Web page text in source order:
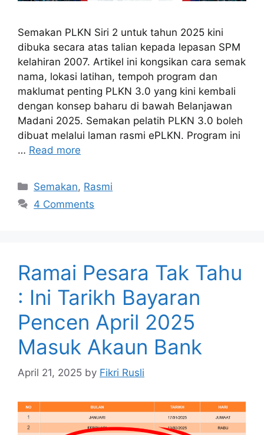
Semakan PLKN Siri 2 untuk tahun 2025 kini
dibuka secara atas talian kepada lepasan SPM
kelahiran 2007. Artikel ini kongsikan cara semak
nama, lokasi latihan, tempoh program dan
maklumat penting PLKN 3.0 yang kini kembali
dengan konsep baharu di bawah Belanjawan
Madani 2025. Semakan pelatih PLKN 3.0 boleh
dibuat melalui laman rasmi ePLKN. Program ini
… Read more
Categories
Semakan, Rasmi
4 Comments
Ramai Pesara Tak Tahu
: Ini Tarikh Bayaran
Pencen April 2025
Masuk Akaun Bank
April 21, 2025 by Fikri Rusli